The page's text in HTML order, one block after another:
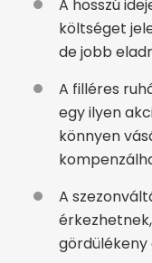
A hosszú
költséget
de jobb
A filléres
egy ilyen
könnyen
A
gördülékeny